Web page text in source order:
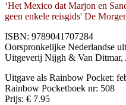
‘Het Mexico dat Marjon en
geen enkele reisgids' De
ISBN: 9789041707284
Oorspronkelijke Nederlandse
Uitgeverij Nijgh & Van Ditmar,
Uitgave als Rainbow Pocket:
Rainbow Pocketboek nr: 508
Prijs: € 7.95